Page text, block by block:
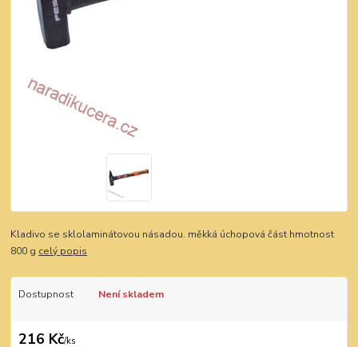
Kladivo se sklolaminátovou násadou. měkká úchopová část hmotnost
800 g celý popis
Dostupnost Není skladem
216 Kč/ks